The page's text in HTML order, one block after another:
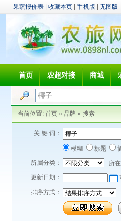
果蔬报价表 收藏本页 手机版 无图版
首页 农超对接 商城
当前位置: 首页 » 品牌 » 搜索
关 键 词：
模糊 标题
所属分类：
所在
更新日期：
排序方式：